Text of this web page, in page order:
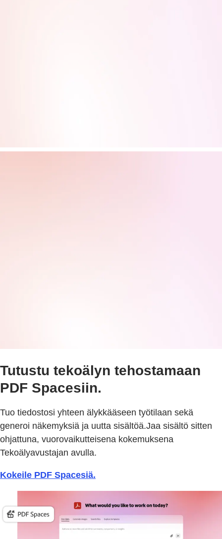
Tutustu tekoälyn tehostamaan
PDF Spacesiin.
Tuo tiedostosi yhteen älykkääseen työtilaan sekä
generoi näkemyksiä ja uutta sisältöä.Jaa sisältö sitten
ohjattuna, vuorovaikutteisena kokemuksena
Tekoälyavustajan avulla.
Kokeile PDF Spacesiä.